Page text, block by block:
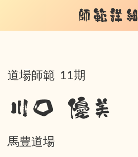
師範詳細
道場師範 11期
川口 優美
馬豊道場